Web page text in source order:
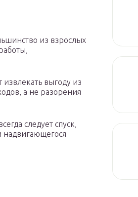
из взрослых
выгоду из
а не разорения
следует спуск,
надвигающегося